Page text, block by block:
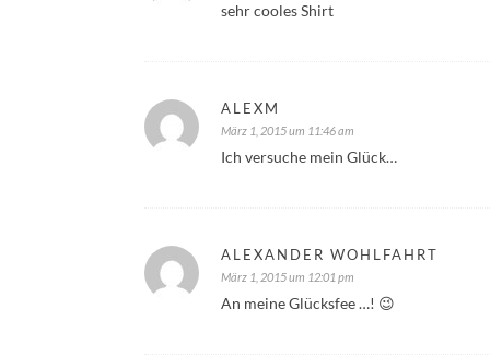
sehr cooles Shirt
ALEXM
März 1, 2015 um 11:46 am
Ich versuche mein Glück…
ALEXANDER WOHLFAHRT
März 1, 2015 um 12:01 pm
An meine Glücksfee …! 😉